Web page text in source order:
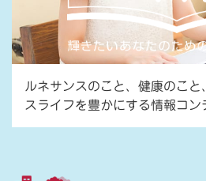
ルネサンスのこと、健康のこ
スライフを豊かにする情報コン